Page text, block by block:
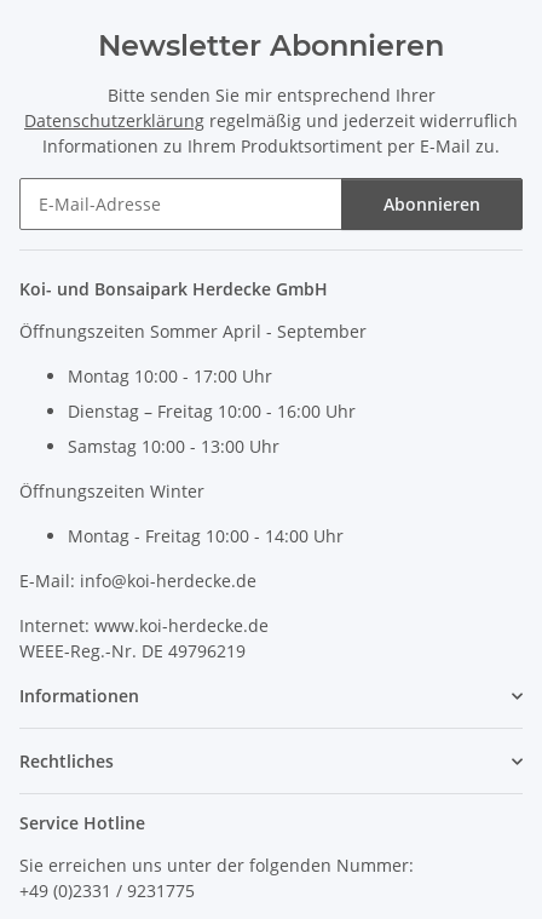
Newsletter Abonnieren
Bitte senden Sie mir entsprechend Ihrer
Datenschutzerklärung regelmäßig und jederzeit widerruflich
Informationen zu Ihrem Produktsortiment per E-Mail zu.
Abonnieren
Koi- und Bonsaipark Herdecke GmbH
Öffnungszeiten Sommer April - September
Montag 10:00 - 17:00 Uhr
Dienstag – Freitag 10:00 - 16:00 Uhr
Samstag 10:00 - 13:00 Uhr
Öffnungszeiten Winter
Montag - Freitag 10:00 - 14:00 Uhr
E-Mail: info@koi-herdecke.de
Internet: www.koi-herdecke.de
WEEE-Reg.-Nr. DE 49796219
Informationen
Rechtliches
Service Hotline
Sie erreichen uns unter der folgenden Nummer:
+49 (0)2331 / 9231775